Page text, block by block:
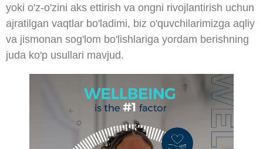
yoki o'z-o'zini aks ettirish va ongni rivojlantirish uchun
ajratilgan vaqtlar bo'ladimi, biz o'quvchilarimizga aqliy
va jismonan sog'lom bo'lishlariga yordam berishning
juda ko'p usullari mavjud.